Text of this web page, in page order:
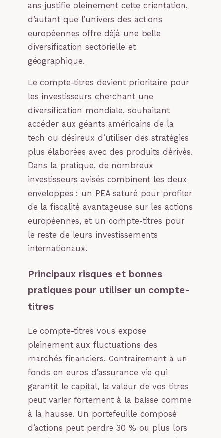
ans justifie pleinement cette orientation,
d’autant que l’univers des actions
européennes offre déjà une belle
diversification sectorielle et
géographique.
Le compte-titres devient prioritaire pour
les investisseurs cherchant une
diversification mondiale, souhaitant
accéder aux géants américains de la
tech ou désireux d’utiliser des stratégies
plus élaborées avec des produits dérivés.
Dans la pratique, de nombreux
investisseurs avisés combinent les deux
enveloppes : un PEA saturé pour profiter
de la fiscalité avantageuse sur les actions
européennes, et un compte-titres pour
le reste de leurs investissements
internationaux.
Principaux risques et bonnes
pratiques pour utiliser un compte-
titres
Le compte-titres vous expose
pleinement aux fluctuations des
marchés financiers. Contrairement à un
fonds en euros d’assurance vie qui
garantit le capital, la valeur de vos titres
peut varier fortement à la baisse comme
à la hausse. Un portefeuille composé
d’actions peut perdre 30 % ou plus lors